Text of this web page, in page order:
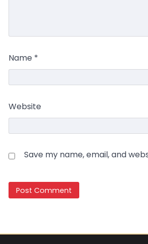
Name *
Website
Save my name, email, and